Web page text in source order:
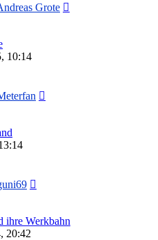
Grote
10:14
ihre Werkbahn
20:42